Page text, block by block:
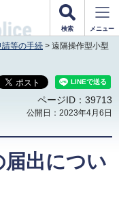
検索 メニュー
等の手続 > 遠隔操作型小型
ページID：39713
公開日：2023年4月6日
届出につい